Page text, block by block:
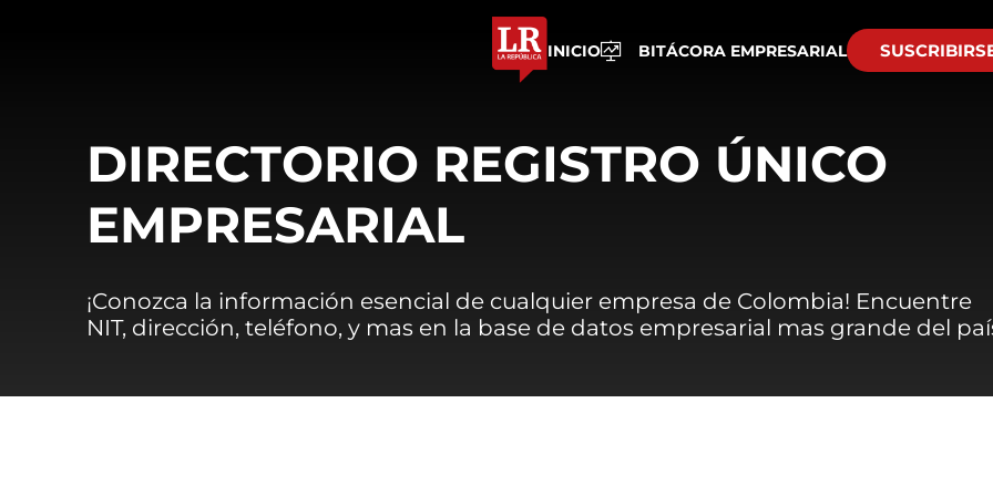
INICIO BITÁCORA EMPRESARIAL
DIRECTORIO REGISTRO ÚNICO
EMPRESARIAL
¡Conozca la información esencial de cualquier empresa de Colombia! Encuentre
NIT, dirección, teléfono, y mas en la base de datos empresarial mas grande del